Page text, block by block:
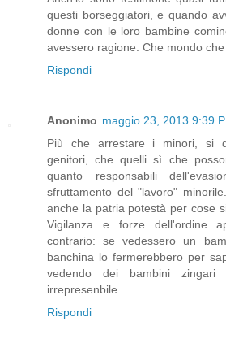
questi borseggiatori, e quando
donne con le loro bambine
avessero ragione. Che mondo
Rispondi
Anonimo maggio 23, 2013 9:39
Più che arrestare i minori, si
genitori, che quelli sì che
quanto responsabili
sfruttamento del "lavoro"
anche la patria potestà per cose
Vigilanza e forze dell'ordine
contrario: se vedessero un
banchina lo fermerebbero per
vedendo dei bambini zingari
irrepresenbile...
Rispondi